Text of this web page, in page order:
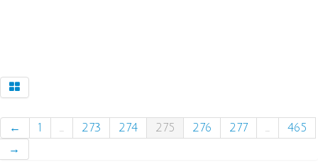
← 1 ... 273 274 275 276 277 ...
465
→